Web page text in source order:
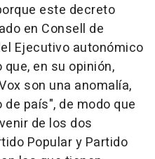
este decreto
en Consell de
Ejecutivo autonómico
en su opinión,
son una anomalía,
país", de modo que
de los dos
Popular y Partido